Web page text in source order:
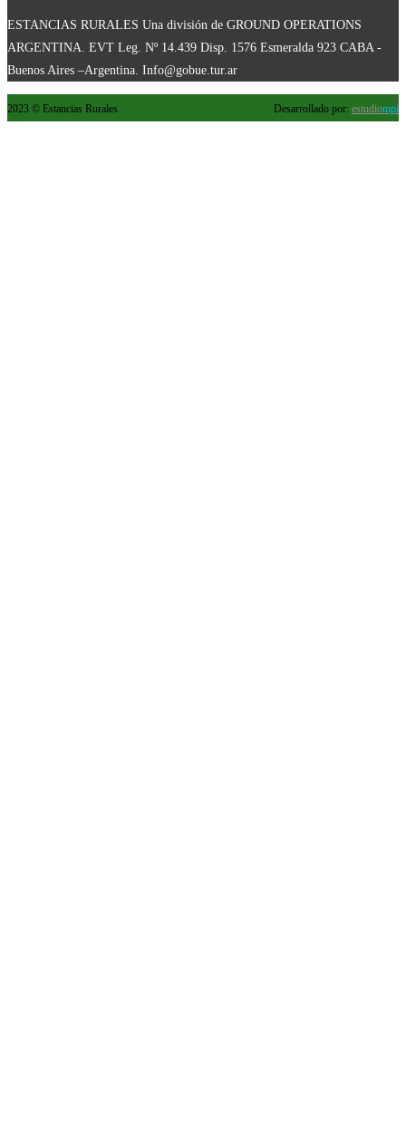
ESTANCIAS RURALES Una división de GROUND OPERATIONS
ARGENTINA. EVT Leg. Nº 14.439 Disp. 1576 Esmeralda 923 CABA -
Buenos Aires –Argentina. Info@gobue.tur.ar
2023 © Estancias Rurales Desarrollado por: estudiompi